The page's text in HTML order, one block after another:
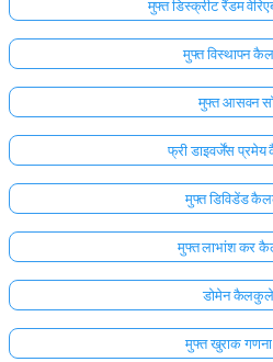
मुफ्त डिस्क्रीट रैंडम
मुफ्त विस्थापन
मुफ्त आसवन
फ्री डाइवर्जेंस
मुफ्त डिविडेंड
मुफ्त लाभांश कर
डोमेन
मुफ्त खुराक गणना